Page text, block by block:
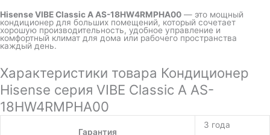
Hisense VIBE Classic A AS-18HW4RMPHA00 — это мощный
кондиционер для больших помещений, который сочетает
хорошую производительность, удобное управление и
комфортный климат для дома или рабочего пространства
каждый день.
Характеристики товара Кондиционер
Hisense серия VIBE Classic A AS-
18HW4RMPHA00
Гарантия
3 года